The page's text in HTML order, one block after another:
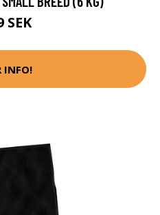
SEK
INFO!